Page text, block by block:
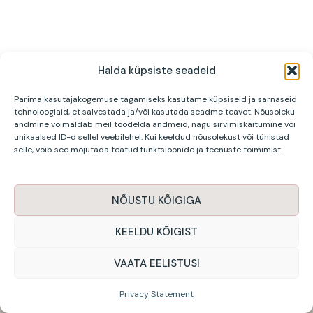
Halda küpsiste seadeid
Parima kasutajakogemuse tagamiseks kasutame küpsiseid ja sarnaseid
tehnoloogiaid, et salvestada ja/või kasutada seadme teavet. Nõusoleku
andmine võimaldab meil töödelda andmeid, nagu sirvimiskäitumine või
unikaalsed ID-d sellel veebilehel. Kui keeldud nõusolekust või tühistad
selle, võib see mõjutada teatud funktsioonide ja teenuste toimimist.
NÕUSTU KÕIGIGA
KEELDU KÕIGIST
VAATA EELISTUSI
Privacy Statement
JANTEX KINNISVA OÜ | Jaanika Pool |
+372 568 969 52 |jaanika@jantexkinnisvara.ee
Privaatsuspoliitika